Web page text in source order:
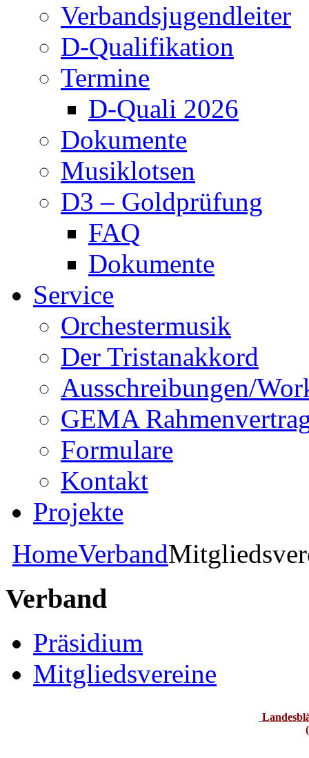
Verbandsjugendleiter
D-Qualifikation
Termine
D-Quali 2026
Dokumente
Musiklotsen
D3 – Goldprüfung
FAQ
Dokumente
Service
Orchestermusik
Der Tristanakkord
Ausschreibungen/
GEMA
Formulare
Kontakt
Projekte
HomeVerband
Verband
Präsidium
Mitgliedsvereine